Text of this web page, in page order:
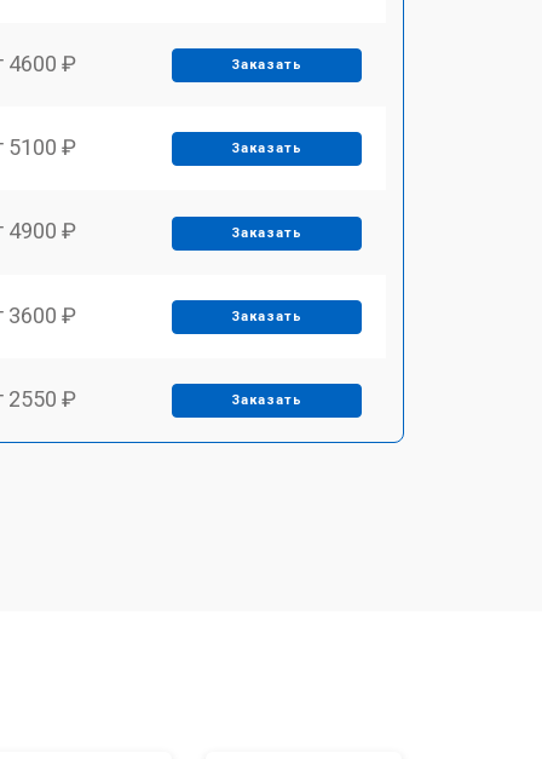
4600 ₽ Заказать
5100 ₽ Заказать
4900 ₽ Заказать
3600 ₽ Заказать
2550 ₽ Заказать